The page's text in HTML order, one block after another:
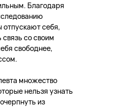
Благодаря
отпускают себя,
со своим
свободнее,
множество
нельзя узнать
из